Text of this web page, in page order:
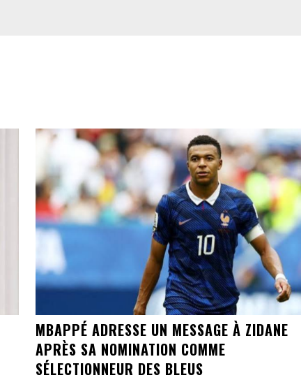
MBAPPÉ ADRESSE UN MESSAGE À ZIDANE
APRÈS SA NOMINATION COMME
SÉLECTIONNEUR DES BLEUS